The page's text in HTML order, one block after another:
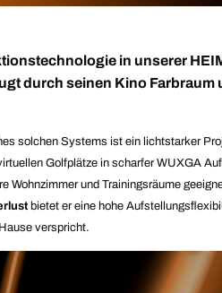
in unserer
durch seinen Kino Farbraum
solchen Systems ist ein lichtstarker
Golfplätze in scharfer WUXGA
Wohnzimmer und Trainingsräume
bietet er eine hohe
verspricht.